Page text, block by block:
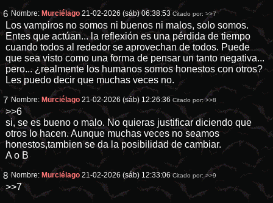
6 Nombre: Murciélago 21-02-2026 (sáb) 06:38:53 Citado por:>>7
Los vampiros no somos ni buenos ni malos, solo somos.
Entes que actúan... la reflexión es una pérdida de tiempo
cuando todos al rededor se aprovechan de todos. Puede
que sea visto como una forma de pensar un tanto negativa...
pero... ¿realmente los humanos somos honestos con otros?
Les puedo decir que muchas veces no.
7 Nombre: Murciélago 21-02-2026 (sáb) 12:26:36 Citado por:>>8
>>6
si, se es bueno o malo. No quieras justificar diciendo que
otros lo hacen. Aunque muchas veces no seamos
honestos,tambien se da la posibilidad de cambiar.
A o B
8 Nombre: Murciélago 21-02-2026 (sáb) 12:33:06 Citado por:>>9
>>7